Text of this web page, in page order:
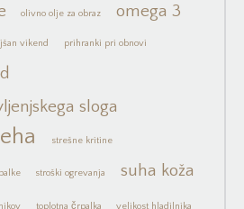
olivno olje za obraz omega 3
vikend prihranki pri obnovi
sloga
strešne kritine
stroški ogrevanja
suha koža
toplotna črpalka velikost hladilnika